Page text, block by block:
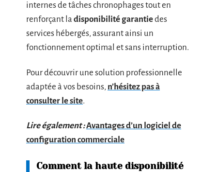
internes de tâches chronophages tout en
renforçant la disponibilité garantiedes
services hébergés, assurant ainsi un
fonctionnement optimal et sans interruption.
Pour découvrir une solution professionnelle
adaptée à vos besoins, n’hésitez pas à
consulter le site.
Lire également :Avantages d’un logiciel de
configuration commerciale
Comment la haute disponibilité